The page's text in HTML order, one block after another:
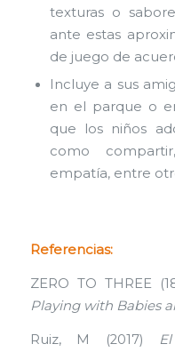
texturas o
ante estas
de juego de
Incluye a sus
en el parque o
que los niños
como
empatía, entre
Referencias:
ZERO TO THREE
Playing with Babies
Ruiz, M (2017)